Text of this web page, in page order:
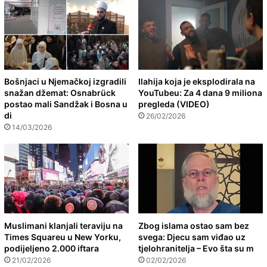
Bošnjaci u Njemačkoj izgradili
snažan džemat: Osnabrück
postao mali Sandžak i Bosna u
di
14/03/2026
Ilahija koja je eksplodirala na
YouTubeu: Za 4 dana 9 miliona
pregleda (VIDEO)
26/02/2026
Muslimani klanjali teraviju na
Times Squareu u New Yorku,
podijeljeno 2.000 iftara
21/02/2026
Zbog islama ostao sam bez
svega: Djecu sam viđao uz
tjelohranitelja – Evo šta su m
02/02/2026